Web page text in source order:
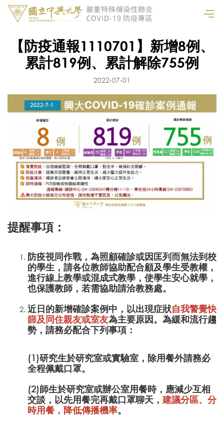
【防疫通報1110701】新增8例、
累計819例、累計解除755例
2022-07-01
提醒事項：
防疫視同作戰，為照顧確診或因匡列而無法到校
的學生，請各位教師協助配合顧及學生受教權，
進行線上教學或混成式教學，使學生安心就學，
也保護教師，若需協助請洽教務處。
近日的新增確診案例中，以出現症狀自我警覺快
篩及同住親友或室友為主要原因。為緩和流行趨
勢，請務必配合下列事項：
(1)研究生於研究室或實驗室，除用餐外請務必
全程佩戴口罩。
(2)師生於研究室或辦公室用餐時，應減少互相
交談，以先用餐完再戴口罩聊天， 建議分區、分
時用餐，降低傳播機率。